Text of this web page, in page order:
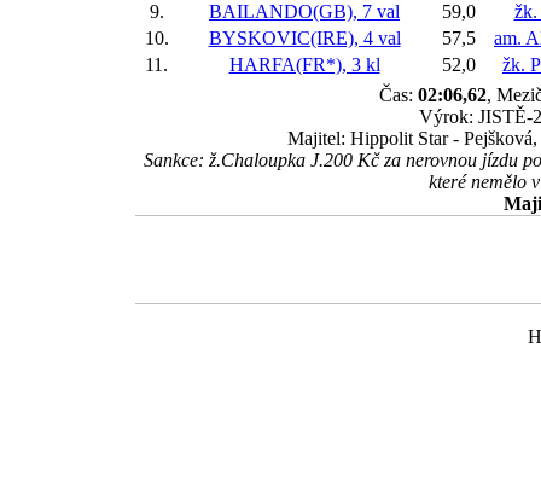
9.
BAILANDO(GB), 7 val 59,0
žk.
10.
BYSKOVIC(IRE), 4 val 57,5
am.
11.
HARFA(FR*), 3 kl 52,0
žk.
Čas: 02:06,62,
Výrok: JISTĚ-
Majitel: Hippolit Star -
Sankce: ž.Chaloupka J.200 Kč za nerovnou jízdu
které nemělo